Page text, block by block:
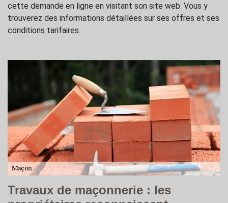
cette demande en ligne en visitant son site web. Vous y
trouverez des informations détaillées sur ses offres et ses
conditions tarifaires.
Travaux de maçonnerie : les